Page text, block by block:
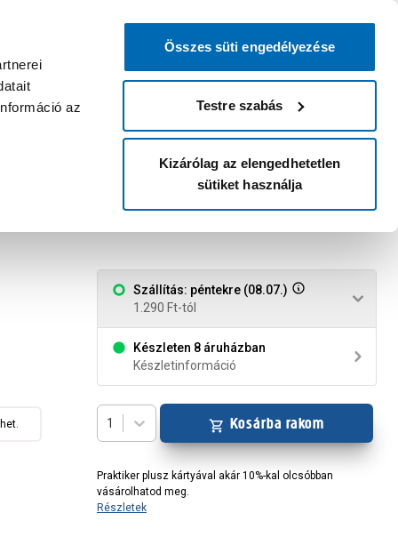
az
Összes süti engedélyezése
Testre szabás
Kizárólag az elengedhetetlen
sütiket használja
bejelentkezni?
Belépés Listáim
Áruházak és szolgáltatások
Szállítás: péntekre (08.07.)
1.290 Ft-tól
Készleten 8 áruházban
Készletinformáció
1 Kosárba rakom
Praktiker plusz kártyával akár 10%-kal olcsóbban
vásárolhatod meg.
Részletek